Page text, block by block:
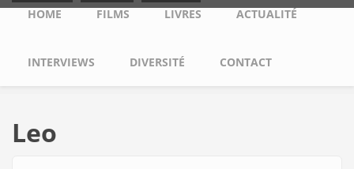
Main menu
HOME FILMS LIVRES ACTUALITÉ
INTERVIEWS DIVERSITÉ CONTACT
Leo